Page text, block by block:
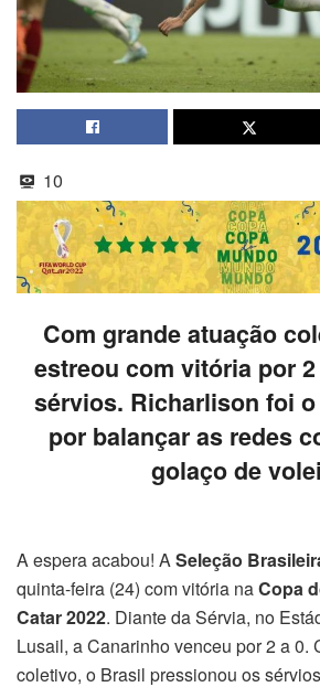
10
Com grande atuação
estreou com vitória por
sérvios. Richarlison foi
por balançar as redes
golaço de
A espera acabou! ASeleção
quinta-feira (24) com vitória naCopa
Catar 2022. Diante da Sérvia, no
Lusail, a Canarinho venceu por 2 a 0.
coletivo, o Brasil pressionou os